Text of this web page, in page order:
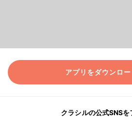
アプリをダウンロ
クラシルの公式SNSを